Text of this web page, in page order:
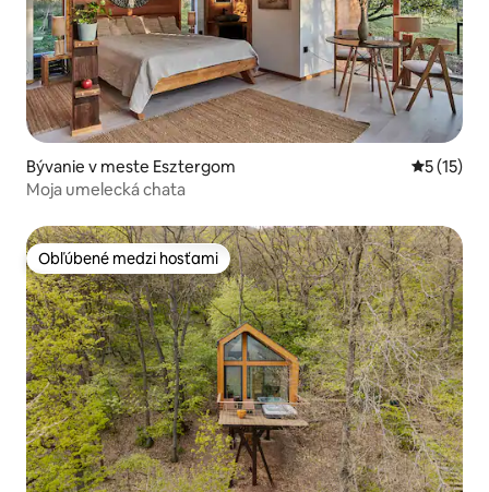
Bývanie v meste Esztergom
5 (15)
Moja umelecká chata
Obľúbené medzi hosťami
Obľúbené medzi hosťami